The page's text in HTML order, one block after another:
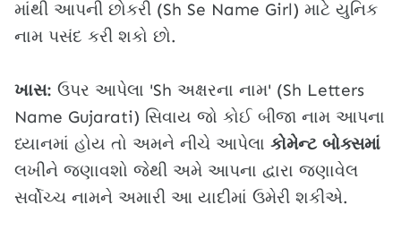
માંથી આપની છોકરી (Sh Se Name Girl) માટે યુનિક
નામ પસંદ કરી શકો છો.
ખાસ: ઉપર આપેલા 'Sh અક્ષરના નામ' (Sh Letters
Name Gujarati) સિવાય જો કોઈ બીજા નામ આપના
ધ્યાનમાં હોય તો અમને નીચે આપેલા કોમેન્ટ બોક્સમાં
લખીને જણાવશો જેથી અમે આપના દ્વારા જણાવેલ
સર્વોચ્ચ નામને અમારી આ યાદીમાં ઉમેરી શકીએ.